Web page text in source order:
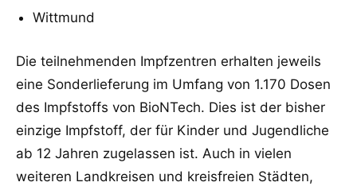
Wittmund
Die teilnehmenden Impfzentren erhalten jeweils
eine Sonderlieferung im Umfang von 1.170 Dosen
des Impfstoffs von BioNTech. Dies ist der bisher
einzige Impfstoff, der für Kinder und Jugendliche
ab 12 Jahren zugelassen ist. Auch in vielen
weiteren Landkreisen und kreisfreien Städten,